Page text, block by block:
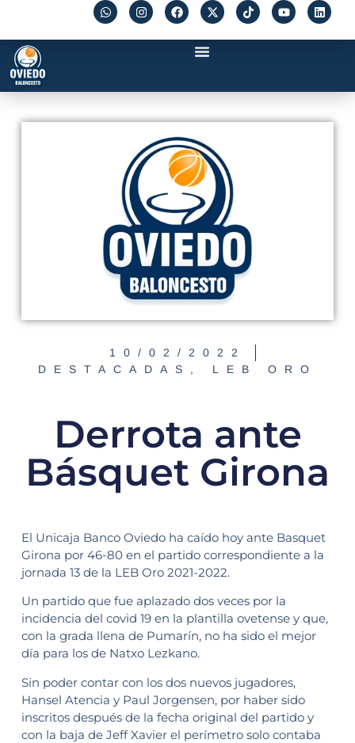
10/02/2022
DESTACADAS , LEB ORO
Derrota ante
Básquet Girona
El Unicaja Banco Oviedo ha caído hoy ante Basquet
Girona por 46-80 en el partido correspondiente a la
jornada 13 de la LEB Oro 2021-2022.
Un partido que fue aplazado dos veces por la
incidencia del covid 19 en la plantilla ovetense y que,
con la grada llena de Pumarín, no ha sido el mejor
día para los de Natxo Lezkano.
Sin poder contar con los dos nuevos jugadores,
Hansel Atencia y Paul Jorgensen, por haber sido
inscritos después de la fecha original del partido y
con la baja de Jeff Xavier el perímetro solo contaba